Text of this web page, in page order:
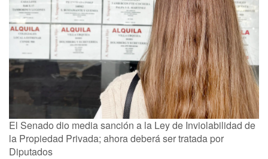
El Senado dio media sanción a la Ley de Inviolabilidad de
la Propiedad Privada; ahora deberá ser tratada por
Diputados